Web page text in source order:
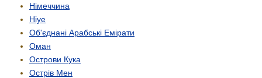
Німеччина
Ніуе
Об'єднані Арабські Емірати
Оман
Острови Кука
Острів Мен